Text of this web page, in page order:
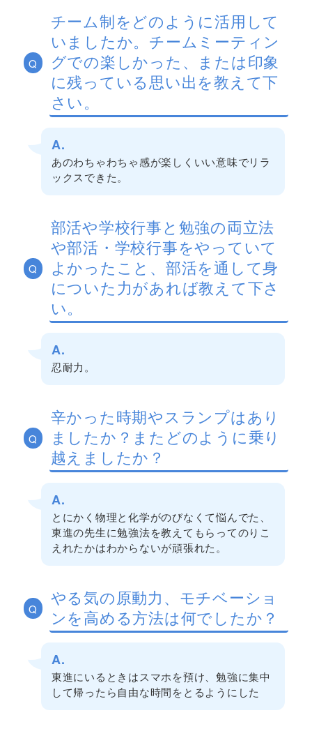
Q
チーム制をどのように活用して
いましたか。チームミーティン
グでの楽しかった、または印象
に残っている思い出を教えて下
さい。
A.
あのわちゃわちゃ感が楽しくいい意味でリラ
ックスできた。
Q
部活や学校行事と勉強の両立法
や部活・学校行事をやっていて
よかったこと、部活を通して身
についた力があれば教えて下さ
い。
A.
忍耐力。
Q
辛かった時期やスランプはあり
ましたか？またどのように乗り
越えましたか？
A.
とにかく物理と化学がのびなくて悩んでた、
東進の先生に勉強法を教えてもらってのりこ
えれたかはわからないが頑張れた。
Q
やる気の原動力、モチベーショ
ンを高める方法は何でしたか？
A.
東進にいるときはスマホを預け、勉強に集中
して帰ったら自由な時間をとるようにした